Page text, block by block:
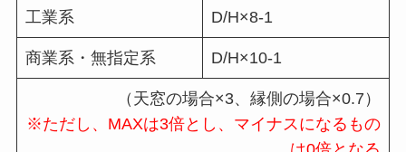
工業系 D/H×8-1
商業系・無指定系 D/H×10-1
（天窓の場合×3、縁側の場合×0.7）
※ただし、MAXは3倍とし、マイナスになるもの